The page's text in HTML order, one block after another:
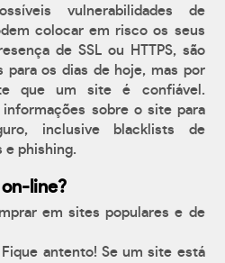
vulnerabilidades de
colocar em risco os seus
de SSL ou HTTPS, são
para os dias de hoje, mas por
que um site é confiável.
sobre o site para
inclusive blacklists de
e phishing.
line?
em sites populares e de
antento! Se um site está